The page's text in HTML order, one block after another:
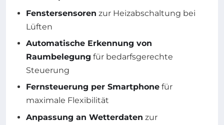
Fenstersensoren zur Heizabschaltung bei
Lüften
Automatische Erkennung von
Raumbelegung für bedarfsgerechte
Steuerung
Fernsteuerung per Smartphone für
maximale Flexibilität
Anpassung an Wetterdaten zur